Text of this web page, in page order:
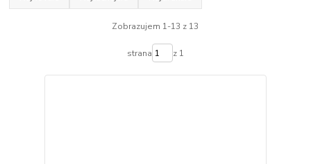
Zobrazujem 1-13 z 13
strana z 1